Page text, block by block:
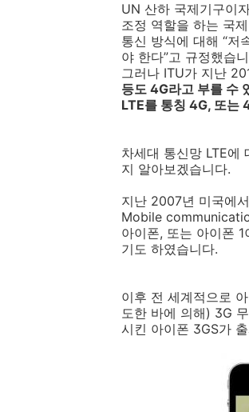
UN 산하 국제기구이
조정 역할을 하는 국
통신 방식에 대해 “저
야 한다”고 규정했습
그러나 ITU가 지난
등도 4G라고 부를 수
LTE를 통칭 4G, 또는
차세대 통신망 LTE에
지 알아보겠습니다.
지난 2007년 미국에
Mobile
아이폰, 또는 아이폰
기도 하였습니다.
이후 전 세계적으로
도한 바에 의해) 3G
시킨 아이폰 3GS가